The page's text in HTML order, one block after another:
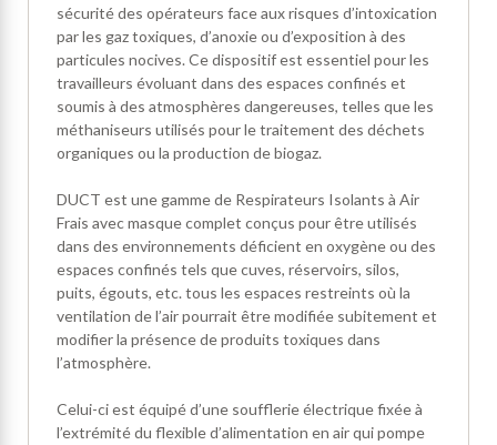
sécurité des opérateurs face aux risques d’intoxication
par les gaz toxiques, d’anoxie ou d’exposition à des
particules nocives. Ce dispositif est essentiel pour les
travailleurs évoluant dans des espaces confinés et
soumis à des atmosphères dangereuses, telles que les
méthaniseurs utilisés pour le traitement des déchets
organiques ou la production de biogaz.
DUCT est une gamme de Respirateurs Isolants à Air
Frais avec masque complet conçus pour être utilisés
dans des environnements déficient en oxygène ou des
espaces confinés tels que cuves, réservoirs, silos,
puits, égouts, etc. tous les espaces restreints où la
ventilation de l’air pourrait être modifiée subitement et
modifier la présence de produits toxiques dans
l’atmosphère.
Celui-ci est équipé d’une soufflerie électrique fixée à
l’extrémité du flexible d’alimentation en air qui pompe